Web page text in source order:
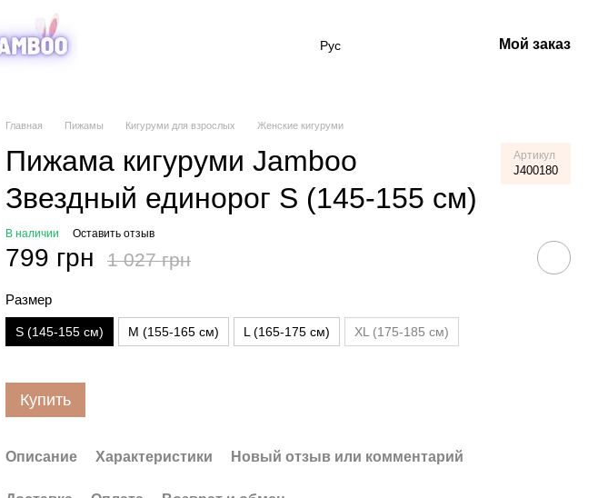
Рус Мой заказ
Главная Пижамы Кигуруми для взрослых Женские кигуруми
Пижама кигуруми Jamboo
Звездный единорог S (145-155 см)
Артикул
J400180
В наличии Оставить отзыв
799 грн 1 027 грн
Размер
S (145-155 см) M (155-165 см) L (165-175 см) XL (175-185 см)
Купить
Описание Характеристики Новый отзыв или комментарий